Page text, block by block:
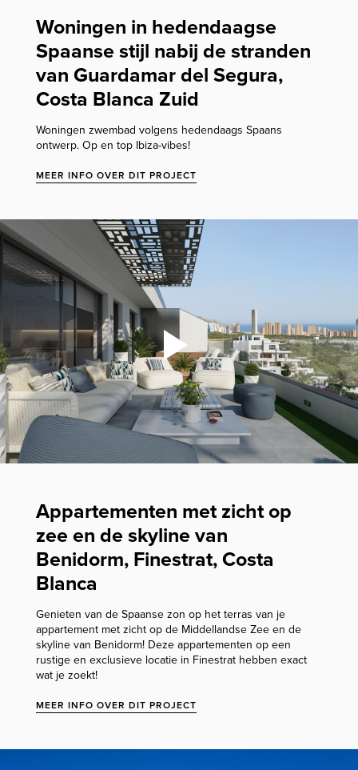
Woningen in hedendaagse
Spaanse stijl nabij de stranden
van Guardamar del Segura,
Costa Blanca Zuid
Woningen zwembad volgens hedendaags Spaans
ontwerp. Op en top Ibiza-vibes!
MEER INFO OVER DIT PROJECT
Appartementen met zicht op
zee en de skyline van
Benidorm, Finestrat, Costa
Blanca
Genieten van de Spaanse zon op het terras van je
appartement met zicht op de Middellandse Zee en de
skyline van Benidorm! Deze appartementen op een
rustige en exclusieve locatie in Finestrat hebben exact
wat je zoekt!
MEER INFO OVER DIT PROJECT